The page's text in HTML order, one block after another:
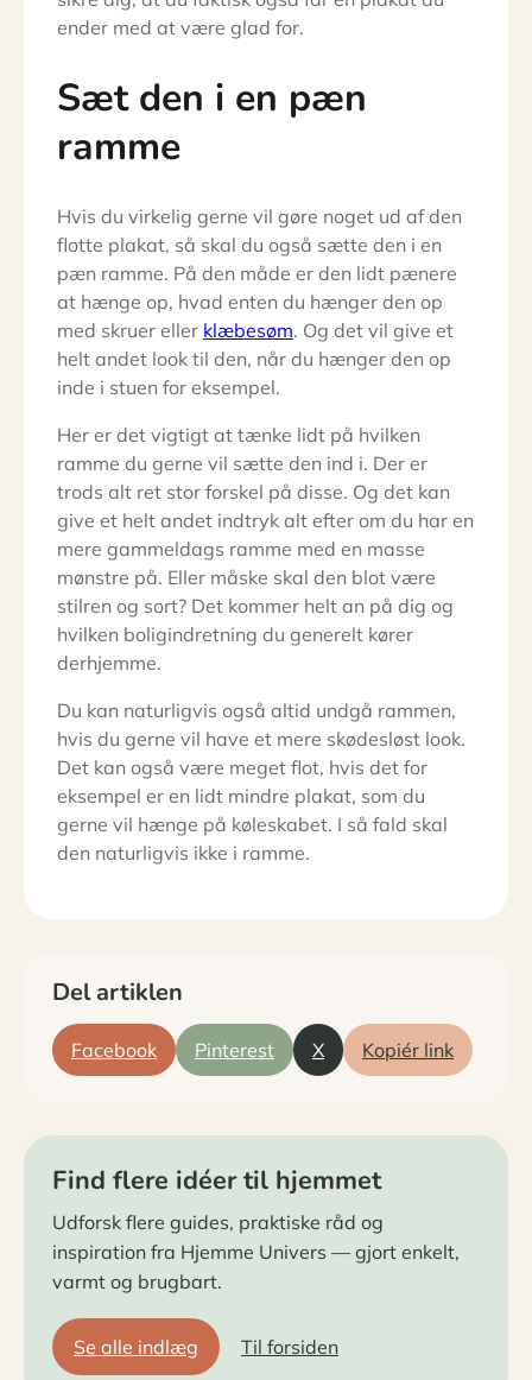
ender med at være glad for.
Sæt den i en pæn
ramme
Hvis du virkelig gerne vil gøre noget ud af den
flotte plakat, så skal du også sætte den i en
pæn ramme. På den måde er den lidt pænere
at hænge op, hvad enten du hænger den op
med skruer eller klæbesøm. Og det vil give et
helt andet look til den, når du hænger den op
inde i stuen for eksempel.
Her er det vigtigt at tænke lidt på hvilken
ramme du gerne vil sætte den ind i. Der er
trods alt ret stor forskel på disse. Og det kan
give et helt andet indtryk alt efter om du har en
mere gammeldags ramme med en masse
mønstre på. Eller måske skal den blot være
stilren og sort? Det kommer helt an på dig og
hvilken boligindretning du generelt kører
derhjemme.
Du kan naturligvis også altid undgå rammen,
hvis du gerne vil have et mere skødesløst look.
Det kan også være meget flot, hvis det for
eksempel er en lidt mindre plakat, som du
gerne vil hænge på køleskabet. I så fald skal
den naturligvis ikke i ramme.
Del artiklen
Facebook Pinterest X Kopiér link
Find flere idéer til hjemmet
Udforsk flere guides, praktiske råd og
inspiration fra Hjemme Univers — gjort enkelt,
varmt og brugbart.
Se alle indlæg Til forsiden